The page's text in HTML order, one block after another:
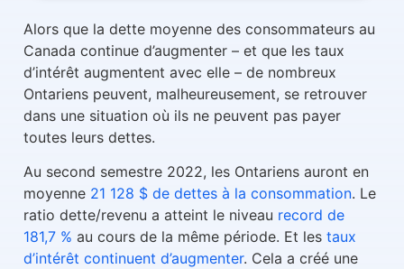
Alors que la dette moyenne des consommateurs au
Canada continue d’augmenter – et que les taux
d’intérêt augmentent avec elle – de nombreux
Ontariens peuvent, malheureusement, se retrouver
dans une situation où ils ne peuvent pas payer
toutes leurs dettes.
Au second semestre 2022, les Ontariens auront en
moyenne 21 128 $ de dettes à la consommation. Le
ratio dette/revenu a atteint le niveau record de
181,7 % au cours de la même période. Et les taux
d’intérêt continuent d’augmenter. Cela a créé une